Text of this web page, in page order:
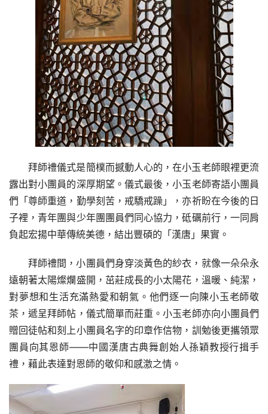
拜師禮儀式是簡樸而撼動人心的，在小玉老師眼裡更流
露出對小團員的深厚期望。儀式最後，小玉老師寄語小團員
們「尊師重道，勤學刻苦，戒驕戒躁」，亦祈盼在今後的日
子裡，青年團與少年團團員們同心協力，砥礪前行，一同肩
負起宏揚中華傳統美德，結出豐碩的「漢唐」果實。
拜師禮間，小團員們身穿淡黃色的紗衣，就像一朵朵永
遠朝著太陽燦爛盛開，茁莊成長的小太陽花，溫暖、純潔，
對夢想和生活充滿熱愛和朝氣。他們逐一向陳小玉老師敬
茶，遞呈拜師帖，儀式簡單而莊重。小玉老師亦向小團員們
贈回徒帖和刻上小團員名字的印章作信物，訓勉後更攜領眾
團員向其恩師——中國漢唐古典舞創始人孫穎教授行揖手
禮，藉此表達對恩師的敬仰和感激之情。